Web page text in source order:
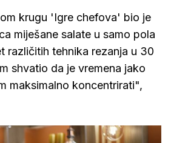
krugu 'Igre chefova' bio je
miješane salate u samo pola
različitih tehnika rezanja u 30
shvatio da je vremena jako
maksimalno koncentrirati",